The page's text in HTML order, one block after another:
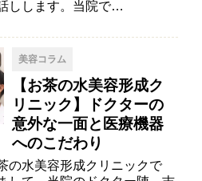
しします。当院で…
美容コラム
【お茶の水美容形成ク
リニック】ドクターの
意外な一面と医療機器
へのこだわり
の水美容形成クリニックで